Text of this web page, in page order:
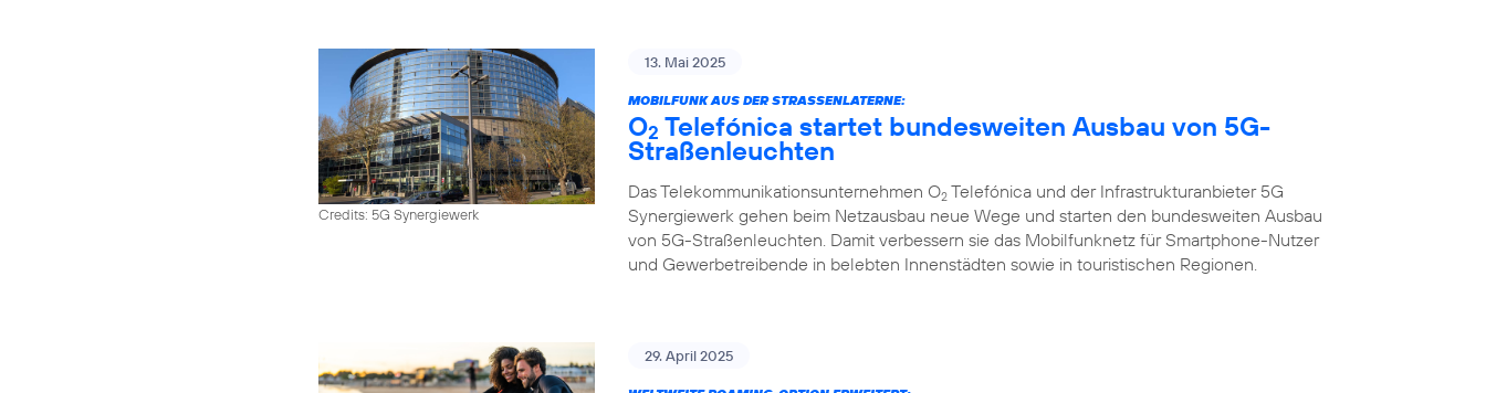
Credits: 5G Synergiewerk
13. Mai 2025
MOBILFUNK AUS DER STRASSENLATERNE:
O2 Telefónica startet bundesweiten Ausbau von 5G-
Straßenleuchten
Das Telekommunikationsunternehmen O2 Telefónica und der Infrastrukturanbieter 5G
Synergiewerk gehen beim Netzausbau neue Wege und starten den bundesweiten Ausbau
von 5G-Straßenleuchten. Damit verbessern sie das Mobilfunknetz für Smartphone-Nutzer
und Gewerbetreibende in belebten Innenstädten sowie in touristischen Regionen.
29. April 2025